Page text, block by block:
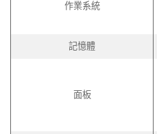
作業系統
記憶體
面板